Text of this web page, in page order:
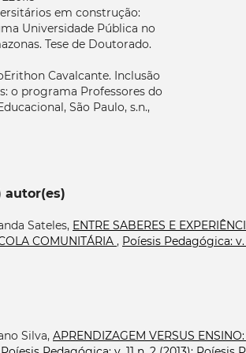
em construção:
Universidade Pública no
Tese de Doutorado.
Cavalcante. Inclusão
o programa Professores do
São Paulo, s.n.,
autor(es)
Sateles, ENTRE SABERES E
COMUNITÁRIA , Poíesis Pedagógica: v.
Silva, APRENDIZAGEM VERSUS